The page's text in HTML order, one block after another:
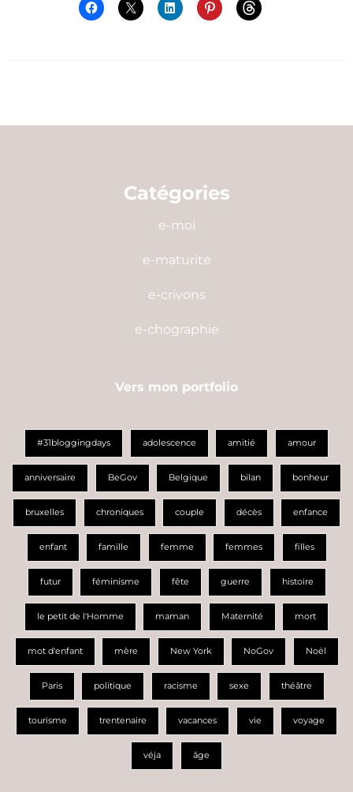
Catégories
e-moi
e-maturité
e-crivons
e-chographie
Vers mon portfolio
#31bloggingdays adolescence amitié amour
anniversaire BeGov Belgique bilan bonheur
bruxelles chroniques couple décès enfance
enfant famille femme femmes filles
futur féminisme fête guerre histoire
le petit de l'Homme maman Maternité mort
mot d'enfant mère New York NoGov Noël
Paris politique racisme sexe théâtre
tourisme trentenaire vacances vie voyage
véja âge